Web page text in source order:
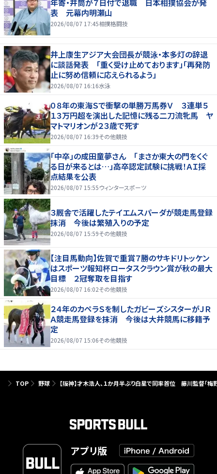
表 元幕内明瀬山
2026/08/07 17:45相撲格闘技
井上康生アジア大会団長が競泳・本多灯の辞退
に談話発表 「重く受け止めております」「再発防
止に努め信頼に応えられるよう」
2026/08/07 16:16水泳
０８年の東海Ｓで衝撃の単勝万馬券Ｖ ３連単５
１３万円超を演出した記憶に残る二刀流牝馬 ヤ
マトマリオンが２３歳で死す
2026/08/07 16:39その他競技
「中卒」の成田童夢さん 「まさか東大の門をくぐ
る日が来るとは…」高卒認定試験に挑戦！ＡＩ採
点結果を公表
2026/08/07 15:55ウィンタースポーツ
３厩舎で活躍したテイエムスパーダが競走馬登録
抹消 今後は繁殖入りの予定
2026/08/07 15:59その他競技
【注目馬動向】佐賀で重賞７勝のサキドリトッケン
はスポーツ報知杯ロータスクラウン賞が秋の最大
目標 ２冠奪取を目指す
2026/08/07 16:02その他競技
２４年のカペラＳを制したガビーズシスターがＪＲ
Ａ競走馬登録を抹消 今後は大井競馬に移籍予
定
2026/08/07 15:06その他競技
TOP 野球 【阪神】才木浩人、１か月半ぶり白星で同率首位 藤川監督「梅
アプリ版